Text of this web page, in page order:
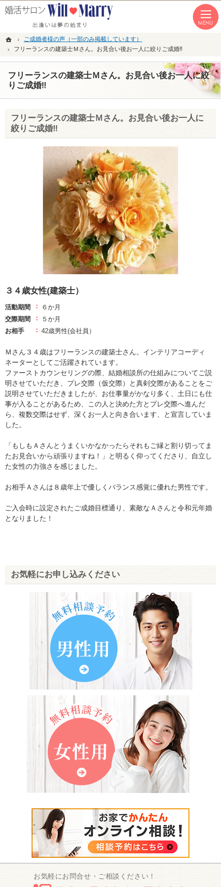
ホーム
ご成婚者様の声（一部のみ掲載しています）
フリーランスの建築士Ｍさん。お見合い後お一人に絞りご成婚‼
フリーランスの建築士Ｍさん。お見合い後お一人に絞
りご成婚‼
「本気の婚活」を応援します。恵比寿・青山・湘南の結婚相談所なら私たちへ。
恵比寿・青山・湘南の婚活なら１年以内の成婚にこだわる結婚相談所WillMarry
フリーランスの建築士Ｍさん。お見合い後お一人に
絞りご成婚‼
３４歳女性(建築士）
活動期間
６か月
交際期間
５か月
お相手
42歳男性(会社員）
Ｍさん３４歳はフリーランスの建築士さん。インテリアコーディ
ネーターとしてご活躍されています。
ファーストカウンセリングの際、結婚相談所の仕組みについてご説
明させていただき、プレ交際（仮交際）と真剣交際があることをご
説明させていただきましたが、お仕事量がかなり多く、土日にも仕
事が入ることがあるため、この人と決めた方とプレ交際へ進んだ
ら、複数交際はせず、深くお一人と向き合います、と宣言していま
した。
「もしもＡさんとうまくいかなかったらそれもご縁と割り切ってま
たお見合いから頑張りますね！」と明るく仰ってくださり、自立し
た女性の力強さを感じました。
お相手Ａさんは８歳年上で優しくバランス感覚に優れた男性です。
ご入会時に設定されたご成婚目標通り、素敵なＡさんと令和元年婚
となりました！
お気軽にお申し込みください
お気軽にお問合せ・ご相談ください！